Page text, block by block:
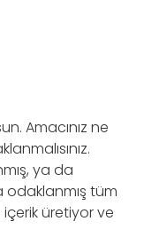
Amacınız ne
ya da
tüm
içerik üretiyor ve